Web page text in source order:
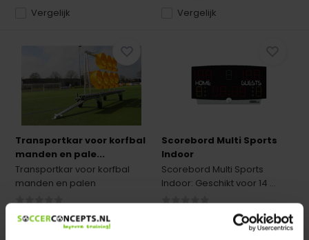
Vergelijk Vergelijk
Transportkar voor korfbal
manden en pale...
Transportkar voor korfbal
manden en palen
Op voorraad
Deliverytime
Scorebord Multi Sports
Indoor
Scorebord Multi Sports
Indoor: Geschikt voor 14 ...
Op voorraad